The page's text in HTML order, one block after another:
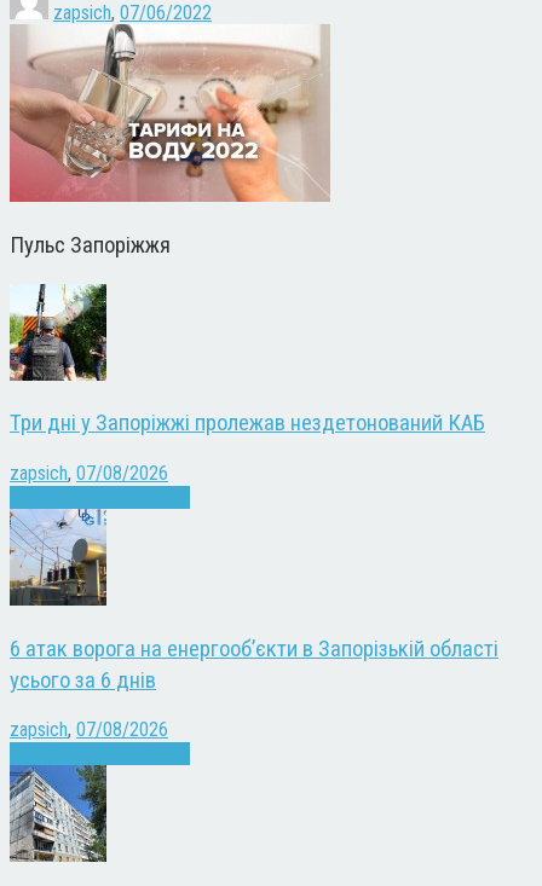
zapsich, 07/06/2022
Пульс Запоріжжя
Три дні у Запоріжжі пролежав нездетонований КАБ
zapsich, 07/08/2026
6 атак ворога на енергооб’єкти в Запорізькій області
усього за 6 днів
zapsich, 07/08/2026